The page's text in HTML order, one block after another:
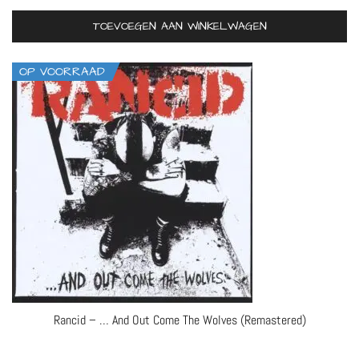
TOEVOEGEN AAN WINKELWAGEN
OP VOORRAAD
Rancid – … And Out Come The Wolves (Remastered)